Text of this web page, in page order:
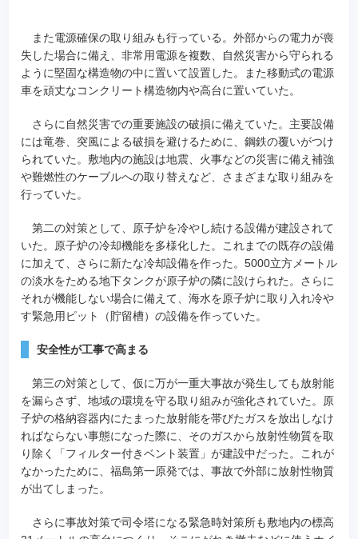
また電源確保の取り組みも行っている。外部からの電力が喪
失した場合に備え、非常用電源を複数、自然災害から守られる
ように堅固な構造物の中に置いて設置した。また移動式の電源
車を頑丈なコンクリート構造物内や高台に置いていた。
さらに自然災害での重要施設の破損に備えていた。主要設備
には竜巻、突風による破損を避けるために、鋼鉄の覆いがつけ
られていた。敷地内の施設は地震、火事などの災害に備え補強
や難燃性のケーブルへの取り替えなど、さまざまな取り組みを
行っていた。
第二の対策として、原子炉を冷やし続ける設備が建設されて
いた。原子炉の冷却機能を多様化した。これまでの既存の設備
に加えて、さらに新たな冷却設備を作った。5000立方メートル
の淡水をためる地下タンクが原子炉の隣に設けられた。さらに
それが機能しない場合に備えて、海水を原子炉に取り入れ冷や
す緊急用ピット（貯留槽）の設備を作っていた。
安全性が工事で高まる
第三の対策として、仮に万が一重大事故が発生しても放射能
を漏らさず、地域の環境を守る取り組みが強化されていた。原
子炉の格納容器内にたまった放射能を帯びたガスを放出しなけ
ればならない事態になった際に、そのガスから放射性物質を取
り除く「フィルター付きベント装置」が建設中だった。これが
なかったために、福島第一原発では、事故で外部に放射性物質
が出てしまった。
さらに事故対策で司令塔になる緊急時対策所も敷地内の標高